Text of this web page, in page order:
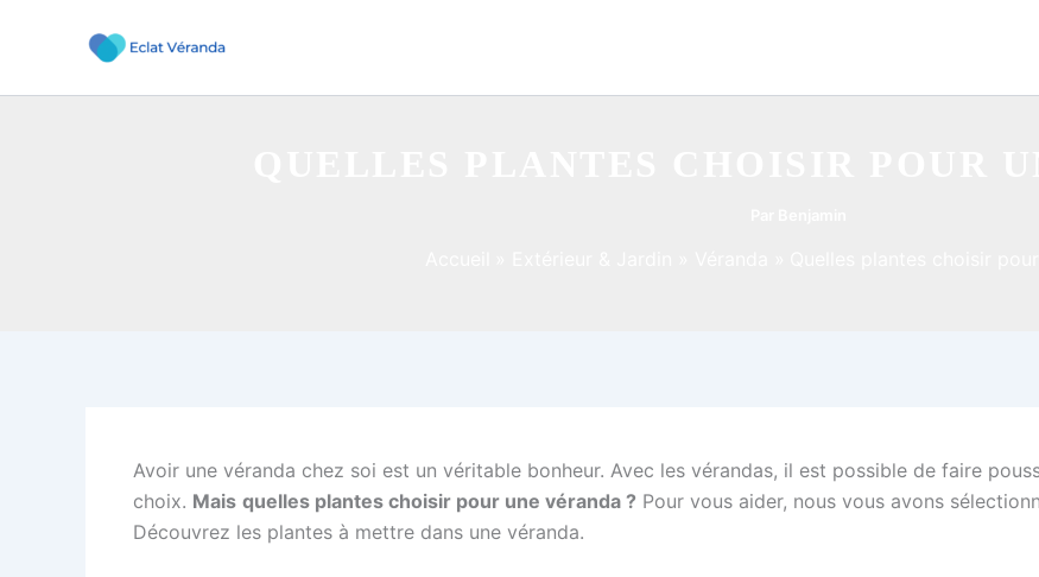
Avoir une véranda chez soi est un véritable bonheur. Avec les vérandas, il est possible de faire
choix. Mais quelles plantes choisir pour une véranda ? Pour vous aider, nous vous avons
Découvrez les plantes à mettre dans une véranda.